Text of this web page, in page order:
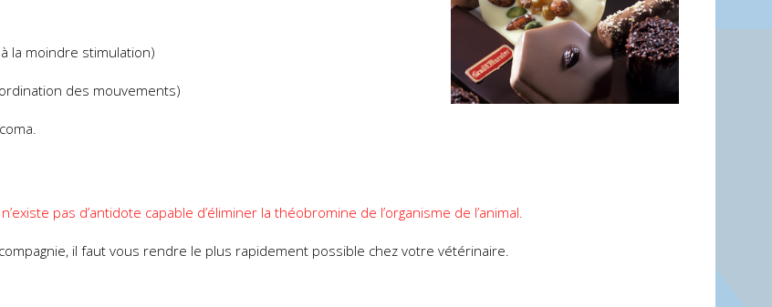
la moindre stimulation)
des mouvements)
pas d’antidote capable d’éliminer la théobromine de l’organisme de l’animal.
il faut vous rendre le plus rapidement possible chez votre vétérinaire.